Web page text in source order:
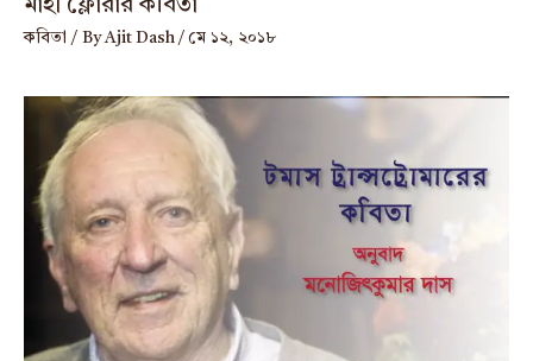
মাহী ফ্লোরার কবিতা
কবিতা / ByAjit Dash / মে ১২, ২০১৮